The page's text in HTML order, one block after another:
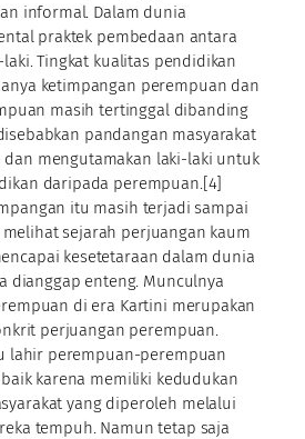
informal. Dalam dunia
praktek pembedaan antara
Tingkat kualitas pendidikan
ketimpangan perempuan dan
masih tertinggal dibanding
pandangan masyarakat
mengutamakan laki-laki untuk
daripada perempuan.[4]
itu masih terjadi sampai
sejarah perjuangan kaum
kesetetaraan dalam dunia
dianggap enteng. Munculnya
di era Kartini merupakan
perjuangan perempuan.
lahir perempuan-perempuan
karena memiliki kedudukan
yang diperoleh melalui
tempuh. Namun tetap saja